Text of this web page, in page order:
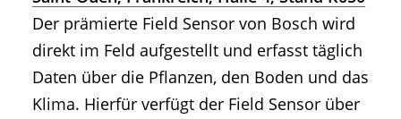
Der prämierte Field Sensor von Bosch wird
direkt im Feld aufgestellt und erfasst täglich
Daten über die Pflanzen, den Boden und das
Klima. Hierfür verfügt der Field Sensor über